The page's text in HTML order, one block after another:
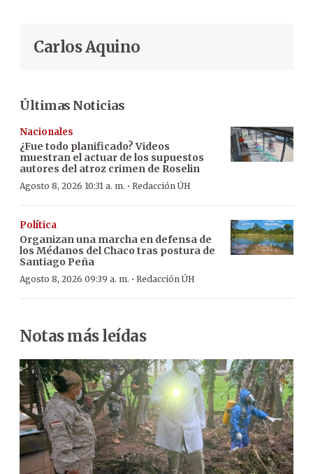
Carlos Aquino
Últimas Noticias
Nacionales
¿Fue todo planificado? Videos
muestran el actuar de los supuestos
autores del atroz crimen de Roselin
Agosto 8, 2026 10:31 a. m. · Redacción ÚH
Política
Organizan una marcha en defensa de
los Médanos del Chaco tras postura de
Santiago Peña
Agosto 8, 2026 09:39 a. m. · Redacción ÚH
Notas más leídas